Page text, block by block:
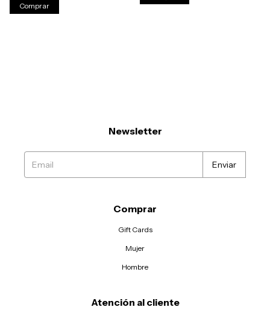
Comprar
Newsletter
Comprar
Gift Cards
Mujer
Hombre
Atención al cliente